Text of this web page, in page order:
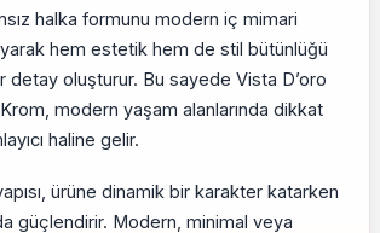
halka formunu modern iç mimari
hem estetik hem de stil bütünlüğü
detay oluşturur. Bu sayede Vista D’oro
modern yaşam alanlarında dikkat
haline gelir.
ürüne dinamik bir karakter katarken
güçlendirir. Modern, minimal veya